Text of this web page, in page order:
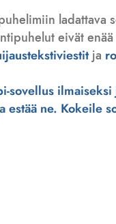
ladattava
eivät
ja
sovellus
estää ne. Kokeile